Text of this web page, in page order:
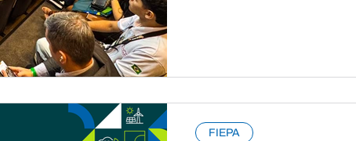
sede da Federação das
(FIEPA), em Belém
FIEPA